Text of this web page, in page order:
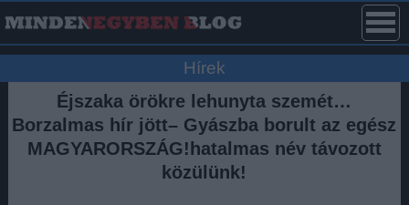
Hírek
Éjszaka örökre lehunyta szemét…
Borzalmas hír jött– Gyászba borult az egész
MAGYARORSZÁG!hatalmas név távozott
közülünk!